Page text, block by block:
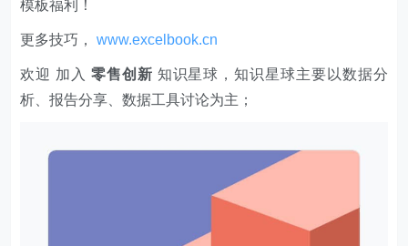
析、报告分享、数据工具讨论为主；